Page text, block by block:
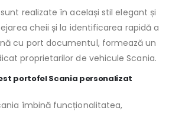
realizate în același stil elegant și
cheii și la identificarea rapidă a
cu port documentul, formează un
proprietarilor de vehicule Scania.
portofel Scania personalizat
îmbină funcționalitatea,